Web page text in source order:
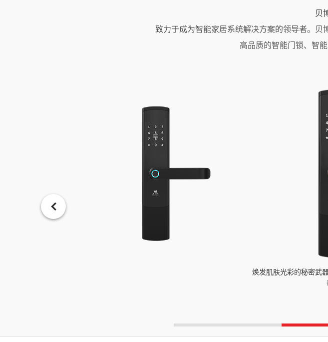
贝
致力于成为智能家居系统解决方案的领导者。
高品质的智能门锁、智
焕发肌肤光彩的秘密武